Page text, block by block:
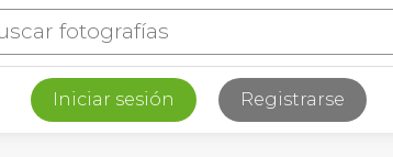
Iniciar sesión Registrarse